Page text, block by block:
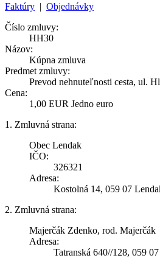
Faktúry | Objednávky
Číslo zmluvy:
HH30
Názov:
Kúpna zmluva
Predmet zmluvy:
Prevod nehnuteľnosti cesta, ul.
Cena:
1,00 EUR Jedno euro
1. Zmluvná strana:
Obec Lendak
IČO:
326321
Adresa:
Kostolná 14, 059 07
2. Zmluvná strana:
Majerčák Zdenko, rod. Majerčák
Adresa:
Tatranská 640//128, 059